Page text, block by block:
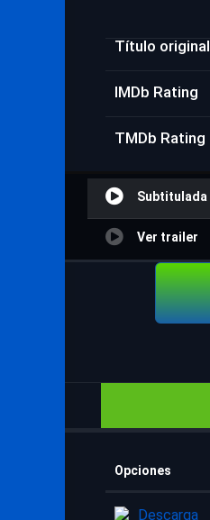
Título original
IMDb Rating
TMDb Rating
Subtitulada
Ver trailer
Opciones
Descarga